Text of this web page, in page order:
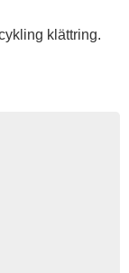
klättring.